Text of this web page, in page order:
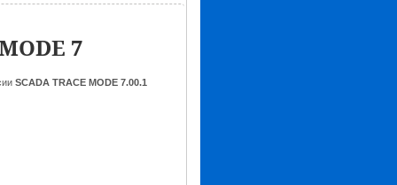
7
SCADA TRACE MODE 7.00.1